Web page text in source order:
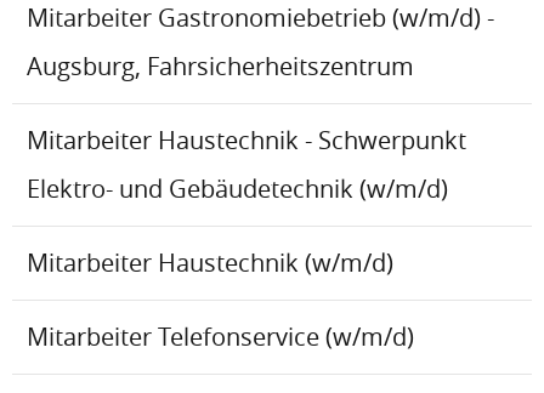
Mitarbeiter Gastronomiebetrieb (w/m/d) -
Augsburg, Fahrsicherheitszentrum
Mitarbeiter Haustechnik - Schwerpunkt
Elektro- und Gebäudetechnik (w/m/d)
Mitarbeiter Haustechnik (w/m/d)
Mitarbeiter Telefonservice (w/m/d)